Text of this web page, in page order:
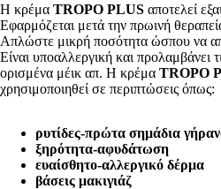
Η κρέμα TROPO PLUS αποτελεί
Εφαρμόζεται μετά την πρωινή
Απλώστε μικρή ποσότητα ώσπου να
Είναι υποαλλεργική και προλαμβάνει
ορισμένα μέικ απ. Η κρέμα TROPO
χρησιμοποιηθεί σε περιπτώσεις όπως:
ρυτίδες-πρώτα σημάδια
ξηρότητα-αφυδάτωση
ευαίσθητο-αλλεργικό δέρμα
βάσεις μακιγιάζ